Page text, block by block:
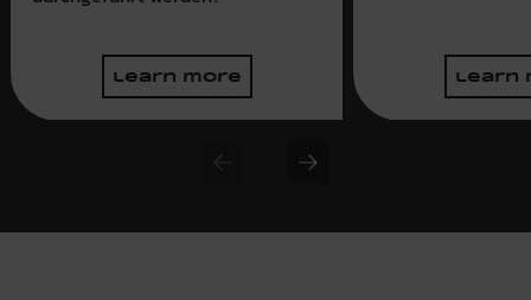
learn more learn
Previous slide
Next slide